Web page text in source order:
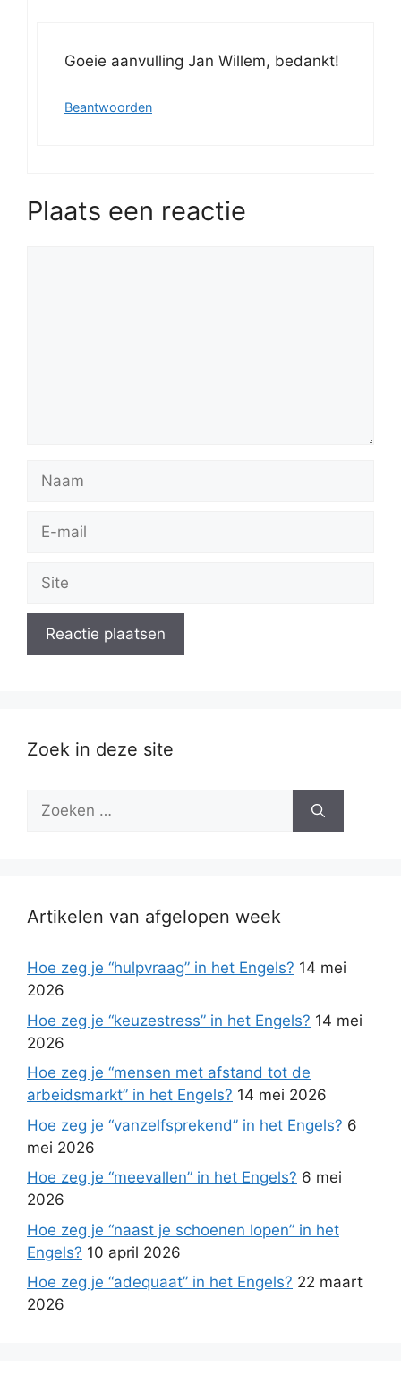
Goeie aanvulling Jan Willem, bedankt!
Beantwoorden
Plaats een reactie
Naam
Site
Zoek in deze site
Zoek
Artikelen van afgelopen week
Hoe zeg je “hulpvraag” in het Engels? 14 mei
2026
Hoe zeg je “keuzestress” in het Engels? 14 mei
2026
Hoe zeg je “mensen met afstand tot de
arbeidsmarkt” in het Engels? 14 mei 2026
Hoe zeg je “vanzelfsprekend” in het Engels? 6
mei 2026
Hoe zeg je “meevallen” in het Engels? 6 mei
2026
Hoe zeg je “naast je schoenen lopen” in het
Engels? 10 april 2026
Hoe zeg je “adequaat” in het Engels? 22 maart
2026